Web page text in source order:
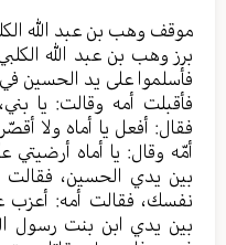
موقف وهب بن عبد الله
برز وهب بن عبد الله
فأسلموا على يد الحسين في
فأقبلت أمه وقالت: يا
فقال: أفعل يا أماه ولا
أمّه وقال: يا أماه
بين يدي الحسين، فقالت
نفسك، فقالت أمه: أعزب
بين يدي ابن بنت رسول